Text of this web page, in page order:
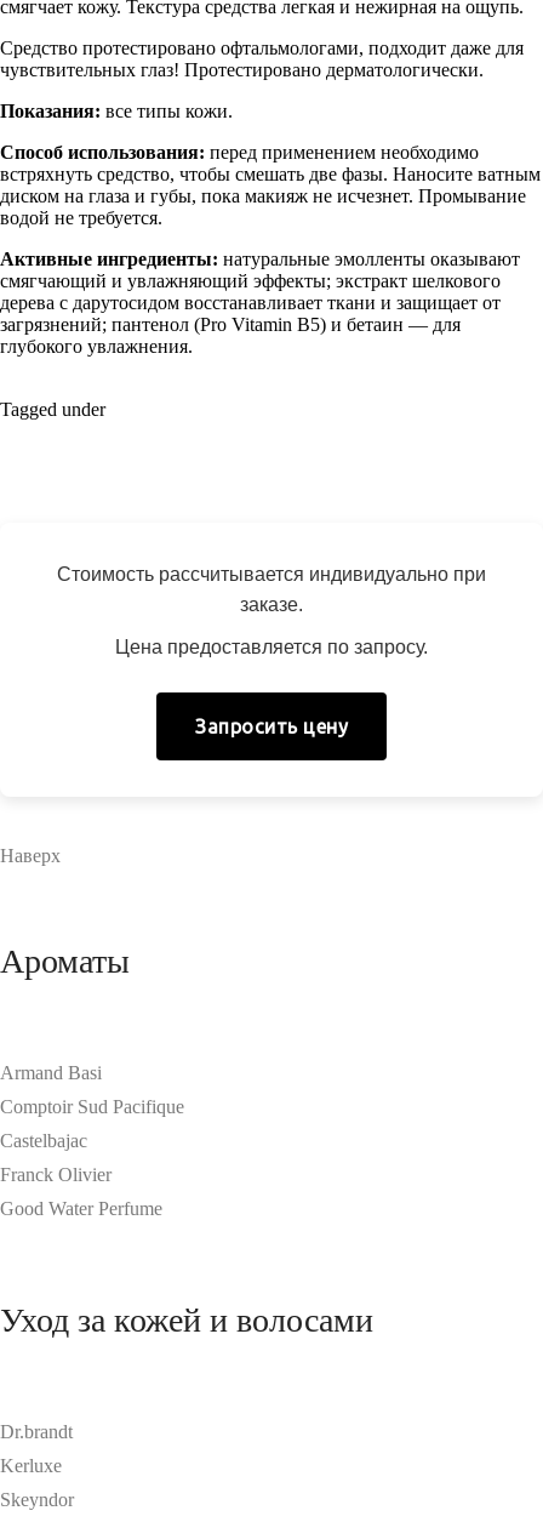
смягчает кожу. Текстура средства легкая и нежирная на ощупь.
Средство протестировано офтальмологами, подходит даже для
чувствительных глаз! Протестировано дерматологически.
Показания: все типы кожи.
Способ использования: перед применением необходимо
встряхнуть средство, чтобы смешать две фазы. Наносите ватным
диском на глаза и губы, пока макияж не исчезнет. Промывание
водой не требуется.
Активные ингредиенты: натуральные эмолленты оказывают
смягчающий и увлажняющий эффекты; экстракт шелкового
дерева с дарутосидом восстанавливает ткани и защищает от
загрязнений; пантенол (Pro Vitamin B5) и бетаин ― для
глубокого увлажнения.
Tagged under
Стоимость рассчитывается индивидуально при
заказе.
Цена предоставляется по запросу.
Запросить цену
Наверх
Ароматы
Armand Basi
Comptoir Sud Pacifique
Castelbajac
Franck Olivier
Good Water Perfume
Уход за кожей и волосами
Dr.brandt
Kerluxe
Skeyndor